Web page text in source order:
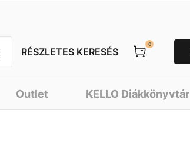
RÉSZLETES KERESÉS
0
Outlet KELLO Diákkönyvtár